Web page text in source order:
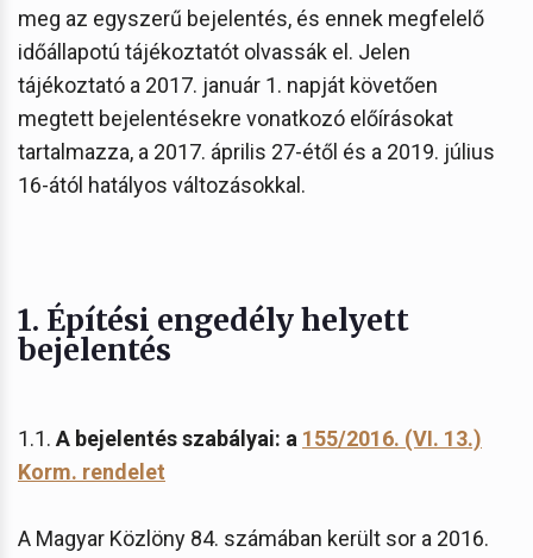
meg az egyszerű bejelentés, és ennek megfelelő
időállapotú tájékoztatót olvassák el. Jelen
tájékoztató a 2017. január 1. napját követően
megtett bejelentésekre vonatkozó előírásokat
tartalmazza, a 2017. április 27-étől és a 2019. július
16-ától hatályos változásokkal.
1. Építési engedély helyett
bejelentés
1.1. A bejelentés szabályai: a 155/2016. (VI. 13.)
Korm. rendelet
A Magyar Közlöny 84. számában került sor a 2016.